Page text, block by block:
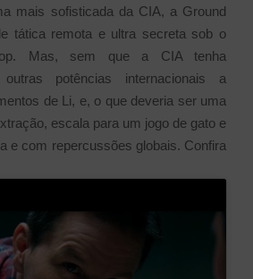
mais sofisticada da CIA, a Ground
tática remota e ultra secreta sob o
Mas, sem que a CIA tenha
potências internacionais a
de Li, e, o que deveria ser uma
escala para um jogo de gato e
e com repercussões globais. Confira